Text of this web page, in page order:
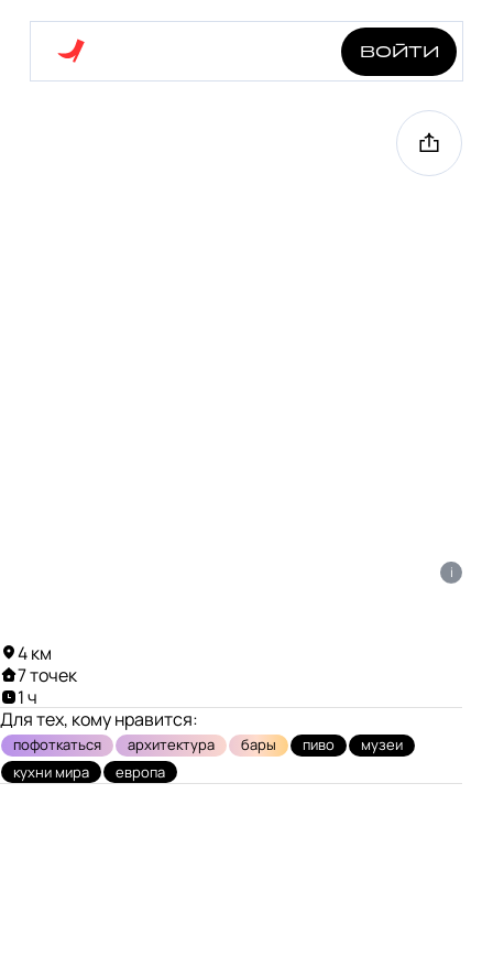
войти
i
4 км
7 точек
1 ч
Для тех, кому нравится:
пофоткаться архитектура бары пиво
музеи
кухни мира
европа